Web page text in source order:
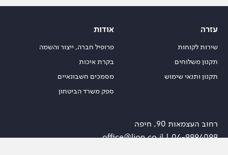
עזרה
שירות לקוחות
תקנון משלוחים
תקנון ותנאי שימוש
אודות
פרופיל חברה, ייצור והשמה
בקרת איכות
מסמכים חשבונאיים
ספק משרד הביטחון
רחוב העצמאות 90, חיפה
office@lion.co.il| 04-9994099